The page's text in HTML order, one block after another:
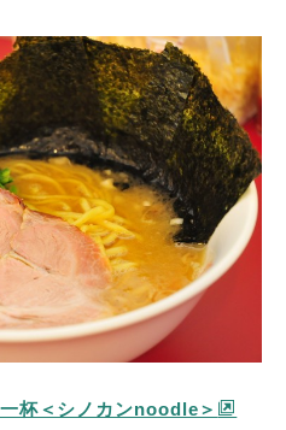
杯＜シノカンnoodle＞